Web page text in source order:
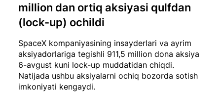
SpaceX kompaniyasining insayderlari va ayrim
aksiyadorlariga tegishli 911,5 million dona aksiya
6-avgust kuni lock-up muddatidan chiqdi.
Natijada ushbu aksiyalarni ochiq bozorda sotish
imkoniyati kengaydi.
million dan ortiq aksiyasi qulfdan
(lock-up) ochildi